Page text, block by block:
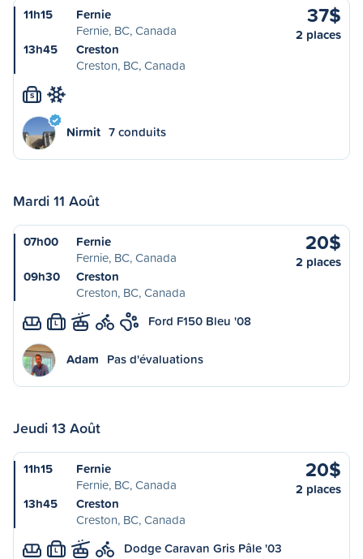
11h15
Fernie
Fernie, BC, Canada
13h45
Creston
Creston, BC, Canada
37$
2 places
S
Nirmit 7 conduits
Mardi 11 Août
07h00
Fernie
Fernie, BC, Canada
09h30
Creston
Creston, BC, Canada
20$
2 places
L Ford F150 Bleu '08
Adam Pas d'évaluations
Jeudi 13 Août
11h15
Fernie
Fernie, BC, Canada
13h45
Creston
Creston, BC, Canada
20$
2 places
L Dodge Caravan Gris Pâle '03